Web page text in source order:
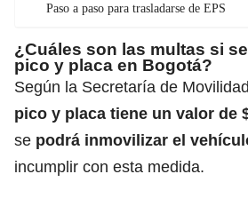
Paso a paso para trasladarse de EPS
¿Cuáles son las multas si
pico y placa en Bogotá?
Según la Secretaría de
pico y placa tiene un valor de
se podrá inmovilizar el
incumplir con esta medida.